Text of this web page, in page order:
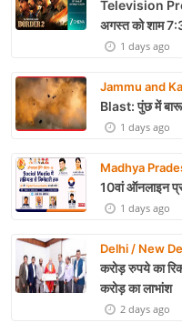
Television
अगस्त को शाम
बॉर्डर 21 days ago
Jammu and
Blast: पुंछ में
1 days ago
Madhya
10वां ऑनलाइन
1 days ago
Delhi / New
करोड़ रुपये का
करोड़ का लाभांश
2 days ago